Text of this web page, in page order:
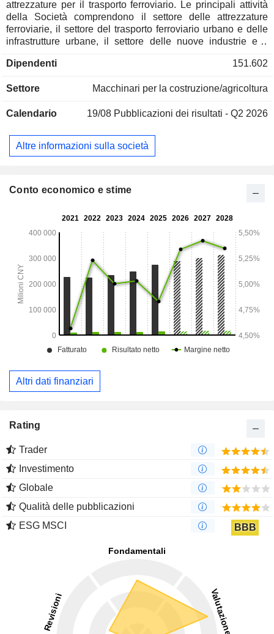
attrezzature per il trasporto ferroviario. Le principali attività
della Società comprendono il settore delle attrezzature
ferroviarie, il settore del trasporto ferroviario urbano e delle
infrastrutture urbane, il settore delle nuove industrie e il
ferroviarie comprende principalmente il settore delle
carrozze passeggeri, il settore dei vagoni merci e il settore
ferrovia urbana e delle infrastrutture urbane comprende
ingegneria ferroviaria urbana e altri appalti generali di
ingegneria. Il settore delle nuove industrie comprende
comprende principalmente attività finanziarie, logistica,
Dipendenti 151.602
Settore Macchinari per la costruzione/agricoltura
Calendario 19/08 Pubblicazioni dei risultati - Q2 2026
Altre informazioni sulla società
Conto economico e stime
Altri dati finanziari
Rating
Trader
Investimento
Globale
Qualità delle pubblicazioni
ESG MSCI
BBB